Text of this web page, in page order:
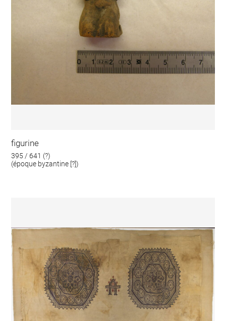
figurine
395 / 641 (?)
(époque byzantine [?])